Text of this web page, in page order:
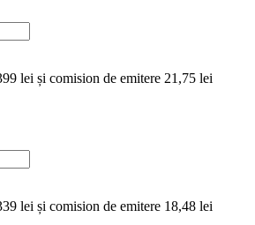
lei și comision de emitere 21,75 lei
lei și comision de emitere 18,48 lei